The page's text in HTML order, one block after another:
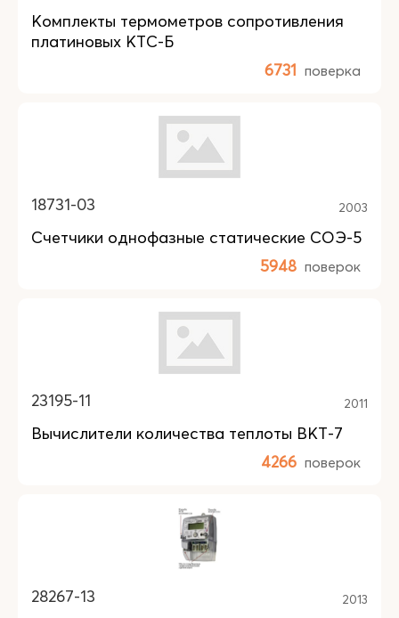
Комплекты термометров сопротивления
платиновых КТС-Б
6731 поверка
18731-03 2003
Счетчики однофазные статические СОЭ-5
5948 поверок
23195-11 2011
Вычислители количества теплоты ВКТ-7
4266 поверок
28267-13 2013